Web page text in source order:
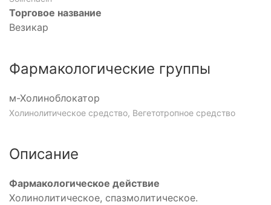
Торговое название
Везикар
Фармакологические группы
м-Холиноблокатор
Холинолитическое средство, Вегетотропное средство
Описание
Фармакологическое действие
Холинолитическое, спазмолитическое.